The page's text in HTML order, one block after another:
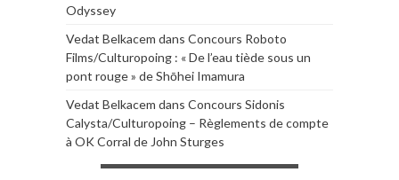
Odyssey
Vedat Belkacem dans Concours Roboto
Films/Culturopoing : « De l’eau tiède sous un
pont rouge » de Shōhei Imamura
Vedat Belkacem dans Concours Sidonis
Calysta/Culturopoing – Règlements de compte
à OK Corral de John Sturges